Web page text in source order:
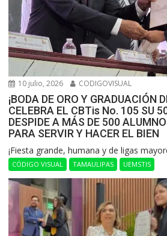
10 julio, 2026 CODIGOVISUAL
¡BODA DE ORO Y GRADUACIÓN
CELEBRA EL CBTis No. 105 SU
DESPIDE A MÁS DE 500
PARA SERVIR Y HACER EL BIEN
​¡Fiesta grande, humana y de ligas
CÓDIGO VISUAL TAMAULIPAS UEMSTIS